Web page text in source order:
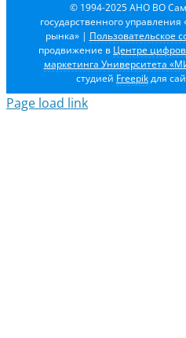
© 1994-2025 АНО ВО
государственного
рынка» | Пользовательское
продвижение в Центре
маркетинга Университета
студией Freepikдля
Page load link